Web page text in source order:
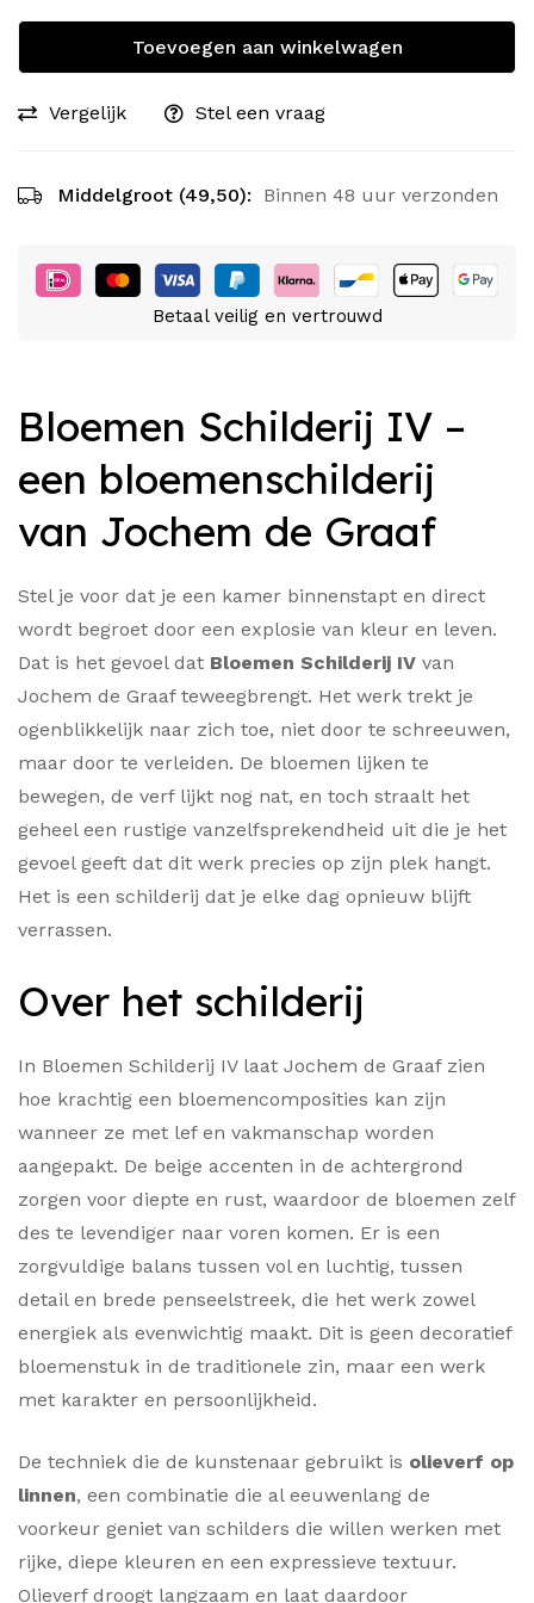
Toevoegen aan winkelwagen
Vergelijk Stel een vraag
Middelgroot (49,50): Binnen 48 uur verzonden
Betaal veilig en vertrouwd
Bloemen Schilderij IV –
een bloemenschilderij
van Jochem de Graaf
Stel je voor dat je een kamer binnenstapt en direct
wordt begroet door een explosie van kleur en leven.
Dat is het gevoel dat Bloemen Schilderij IV van
Jochem de Graaf teweegbrengt. Het werk trekt je
ogenblikkelijk naar zich toe, niet door te schreeuwen,
maar door te verleiden. De bloemen lijken te
bewegen, de verf lijkt nog nat, en toch straalt het
geheel een rustige vanzelfsprekendheid uit die je het
gevoel geeft dat dit werk precies op zijn plek hangt.
Het is een schilderij dat je elke dag opnieuw blijft
verrassen.
Over het schilderij
In Bloemen Schilderij IV laat Jochem de Graaf zien
hoe krachtig een bloemencomposities kan zijn
wanneer ze met lef en vakmanschap worden
aangepakt. De beige accenten in de achtergrond
zorgen voor diepte en rust, waardoor de bloemen zelf
des te levendiger naar voren komen. Er is een
zorgvuldige balans tussen vol en luchtig, tussen
detail en brede penseelstreek, die het werk zowel
energiek als evenwichtig maakt. Dit is geen decoratief
bloemenstuk in de traditionele zin, maar een werk
met karakter en persoonlijkheid.
De techniek die de kunstenaar gebruikt is olieverf op
linnen, een combinatie die al eeuwenlang de
voorkeur geniet van schilders die willen werken met
rijke, diepe kleuren en een expressieve textuur.
Olieverf droogt langzaam en laat daardoor